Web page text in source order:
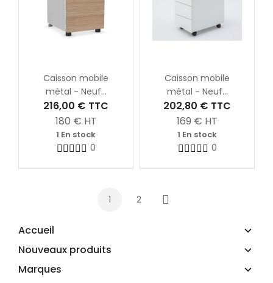
Accueil
Nouveaux produits
Marques
Caisson mobile
métal - Neuf...
216,00 € TTC
180 € HT
1 En stock
0
Caisson mobile
métal - Neuf...
202,80 € TTC
169 € HT
1 En stock
0
1 2 Suivant